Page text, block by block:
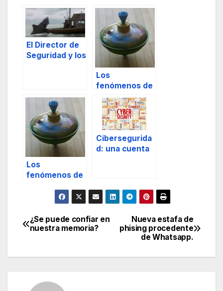
El Director de
Seguridad y los
Los
fenómenos de
movimientos
centrípetos y
centrífugos en
escenarios de
masas
humanas parte
Los
fenómenos de
centrípetos y
centrífugos en
escenarios de
masas
Cibersegurida
d: una cuenta
Navegación
Nueva estafa de
phising procedente
de Whatsapp.
¿Se puede confiar en
nuestra memoria?